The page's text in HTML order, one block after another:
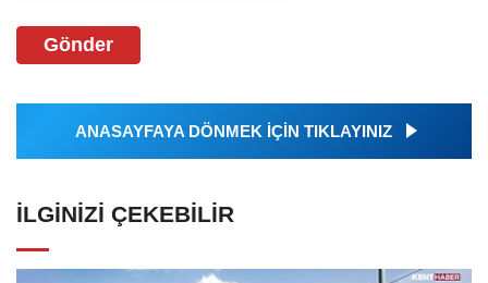
Gönder
ANASAYFAYA DÖNMEK İÇİN TIKLAYINIZ
İLGINIZI ÇEKEBILIR